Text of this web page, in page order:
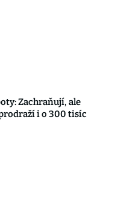
Zachraňují, ale
i o 300 tisíc